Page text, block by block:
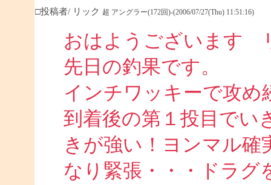
□投稿者/ リック 超 アングラー(172回)-(2006/07/27(Thu) 11:51:16)
おはようございます
先日の釣果です。
インチワッキーで攻め
到着後の第１投目でい
きが強い！ヨンマル確
なり緊張・・・ドラグ